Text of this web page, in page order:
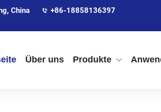
China
+86-18858136397
Über uns Produkte